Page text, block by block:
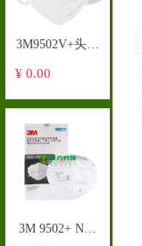
3M9502V+头戴
式呼吸阀自吸
¥ 0.00
3M 9502+ N95